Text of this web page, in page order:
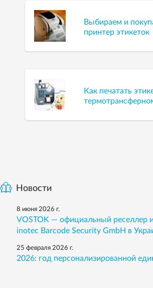
Выбираем и
принтер этикеток
Как печатать
Новости
8 июня 2026 г.
VOSTOK — официальный реселлер
inotec Barcode Security GmbH в
25 февраля 2026 г.
2026: год персонализированной